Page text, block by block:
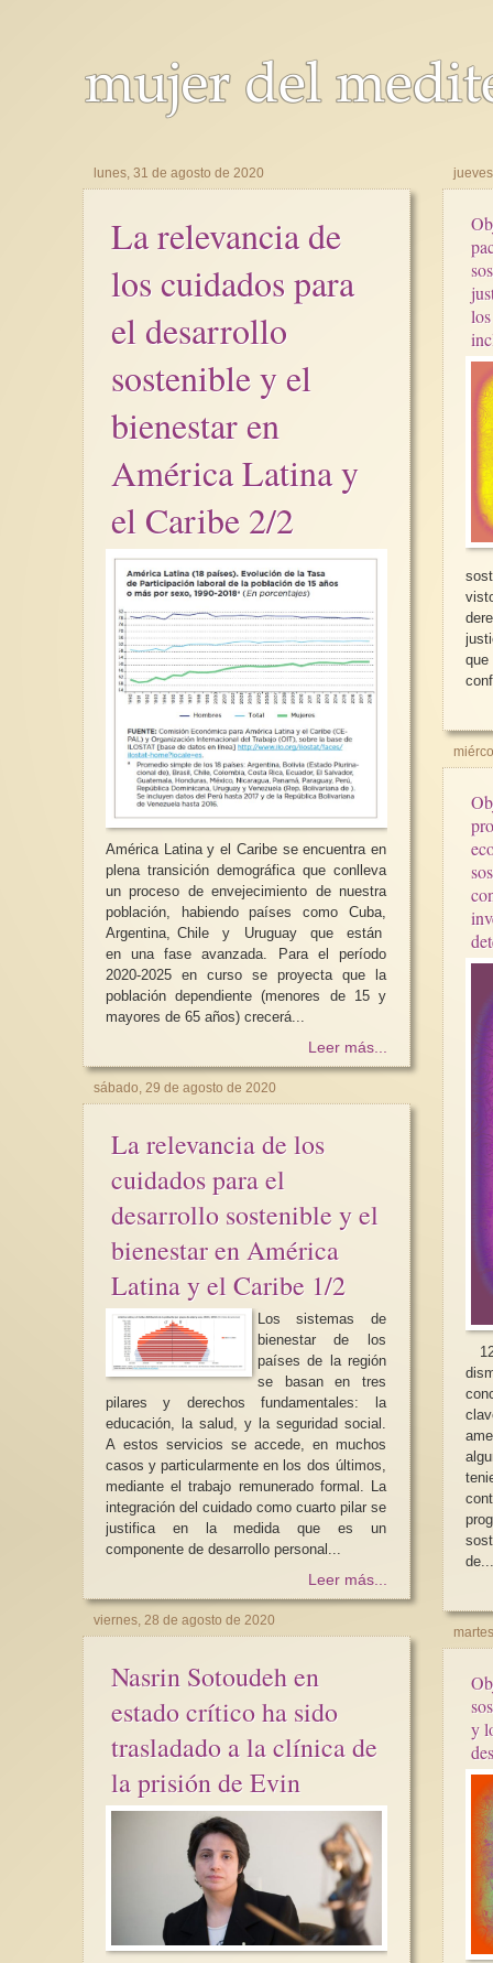
lunes, 31 de agosto de 2020
La relevancia de
los cuidados para
el desarrollo
sostenible y el
bienestar en
América Latina y
el Caribe 2/2
América Latina y el Caribe se encuentra en
plena transición demográfica que conlleva
un proceso de envejecimiento de nuestra
población, habiendo países como Cuba,
Argentina, Chile y Uruguay que están
en una fase avanzada. Para el período
2020-2025 en curso se proyecta que la
población dependiente (menores de 15 y
mayores de 65 años) crecerá...
Leer más...
sábado, 29 de agosto de 2020
La relevancia de los
cuidados para el
desarrollo sostenible y el
bienestar en América
Latina y el Caribe 1/2
Los sistemas de
bienestar de los
países de la región
se basan en tres
pilares y derechos fundamentales: la
educación, la salud, y la seguridad social.
A estos servicios se accede, en muchos
casos y particularmente en los dos últimos,
mediante el trabajo remunerado formal. La
integración del cuidado como cuarto pilar se
justifica en la medida que es un
componente de desarrollo personal...
Leer más...
viernes, 28 de agosto de 2020
Nasrin Sotoudeh en
estado crítico ha sido
trasladado a la clínica de
la prisión de Evin
que
de...
y
Antagonismos
para la cuarta ola (2)
Como sabemos,
no se puede hablar
como un concepto
un...